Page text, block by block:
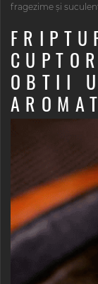
fragezime și
OBTII
AROMAT